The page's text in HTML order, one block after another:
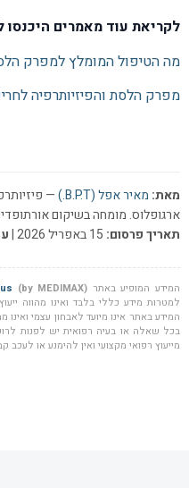
לקריאת עוד מאמרים היכנסו
מה הטיפול המומלץ למפרק
מפרק הלסת והפיזיותרפיה
מאת: מאיר אפל (B.P.T.)
—
ארגופלוס. מומחה בשיקום
תאריך פרסום:
המידע המופיע באתר (by MEDIMAX)
למטרות מידע כללי בלבד ואינו מהווה
המידע באתר אינו מיועד לאבחון עצמי
בכל שאלה או בעיה רפואית יש לפנות
מייעוץ רפואי מקצועי ואין להימנע או